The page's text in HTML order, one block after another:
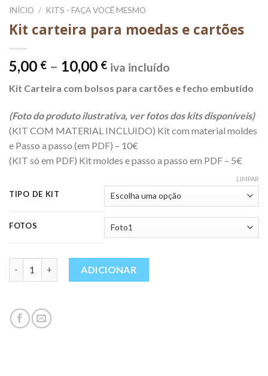
INÍCIO / KITS - FAÇA VOCÊ MESMO
Kit carteira para moedas e cartões
5,00 € – 10,00 €Price
5,00 €
through
10,00 €
iva incluído
Kit Carteira com bolsos para cartões e fecho embutido
(Foto do produto ilustrativa, ver fotos dos kits disponíveis)
(KIT COM MATERIAL INCLUIDO) Kit com material moldes
e Passo a passo (em PDF) – 10€
(KIT só em PDF) Kit moldes e passo a passo em PDF – 5€
TIPO DE KIT
FOTOS
LIMPAR
ADICIONAR